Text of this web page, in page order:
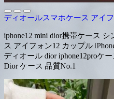
ディオールスマホケース アイ
iphone12 mini dior携帯ケース
ス アイフォン12 カップル
ディオール dior iphone12proケ
Dior ケース 品質No.1